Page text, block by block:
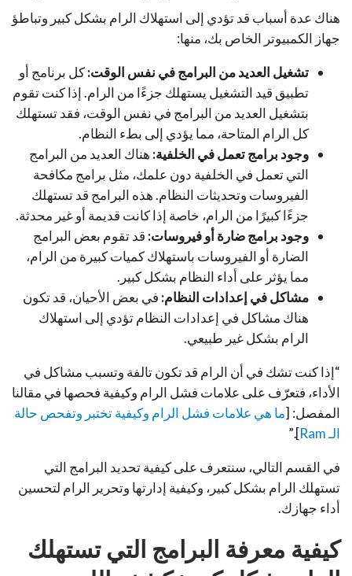
هناك عدة أسباب قد تؤدي إلى استهلاك الرام بشكل كبير وتباطؤ
جهاز الكمبيوتر الخاص بك، منها:
تشغيل العديد من البرامج في نفس الوقت:كل برنامج أو
تطبيق قيد التشغيل يستهلك جزءًا من الرام. إذا كنت تقوم
بتشغيل العديد من البرامج في نفس الوقت، فقد تستهلك
كل الرام المتاحة، مما يؤدي إلى بطء النظام.
وجود برامج تعمل في الخلفية: هناك العديد من البرامج
التي تعمل في الخلفية دون علمك، مثل برامج مكافحة
الفيروسات وتحديثات النظام. هذه البرامج قد تستهلك
جزءًا كبيرًا من الرام، خاصة إذا كانت قديمة أو غير محدثة.
وجود برامج ضارة أو فيروسات: قد تقوم بعض البرامج
الضارة أو الفيروسات باستهلاك كميات كبيرة من الرام،
مما يؤثر على أداء النظام بشكل كبير.
مشاكل في إعدادات النظام: في بعض الأحيان، قد تكون
هناك مشاكل في إعدادات النظام تؤدي إلى استهلاك
الرام بشكل غير طبيعي.
“إذا كنت تشك في أن الرام قد تكون تالفة وتسبب مشاكل في
الأداء، فتعرّف على علامات فشل الرام وكيفية فحصها في مقالنا
المفصل: [ما هي علامات فشل الرام وكيفية تختبر وتفحص حالة
الـ Ram
].”
في القسم التالي، سنتعرف على كيفية تحديد البرامج التي
تستهلك الرام بشكل كبير، وكيفية إدارتها وتحرير الرام لتحسين
أداء جهازك.
كيفية معرفة البرامج التي تستهلك